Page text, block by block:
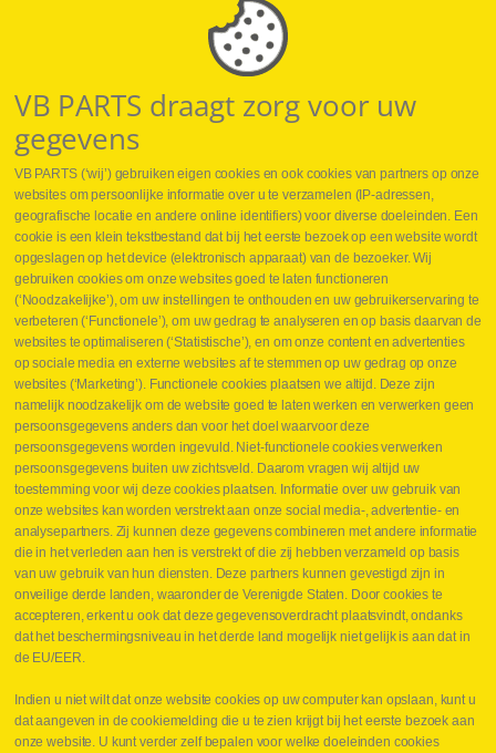
Volg ons op Social Media
Webshop
Nieuws
Jobs
Contact
Leveringen
Drukcontrole set
Persmaten
Hoe opmeten?
Hydrogroepen
Hydraulische slangen
Contact VB Parts
Abraham Hansstraat 7 ,B-8800 Roeselare
Tel. +32 (0)51 24 06 05
E-mail info@vbparts.be
⏳ Laatste maand Webtec-promotie!
⏳ Laatste kans voor onze promo
VB PARTS draagt zorg voor uw
gegevens
VB PARTS (‘wij’) gebruiken eigen cookies en ook cookies van partners op onze
websites om persoonlijke informatie over u te verzamelen (IP-adressen,
geografische locatie en andere online identifiers) voor diverse doeleinden. Een
cookie is een klein tekstbestand dat bij het eerste bezoek op een website wordt
opgeslagen op het device (elektronisch apparaat) van de bezoeker. Wij
gebruiken cookies om onze websites goed te laten functioneren
(‘Noodzakelijke’), om uw instellingen te onthouden en uw gebruikerservaring te
verbeteren (‘Functionele’), om uw gedrag te analyseren en op basis daarvan de
websites te optimaliseren (‘Statistische’), en om onze content en advertenties
op sociale media en externe websites af te stemmen op uw gedrag op onze
websites (‘Marketing’). Functionele cookies plaatsen we altijd. Deze zijn
namelijk noodzakelijk om de website goed te laten werken en verwerken geen
persoonsgegevens anders dan voor het doel waarvoor deze
persoonsgegevens worden ingevuld. Niet-functionele cookies verwerken
persoonsgegevens buiten uw zichtsveld. Daarom vragen wij altijd uw
toestemming voor wij deze cookies plaatsen. Informatie over uw gebruik van
onze websites kan worden verstrekt aan onze social media-, advertentie- en
analysepartners. Zij kunnen deze gegevens combineren met andere informatie
die in het verleden aan hen is verstrekt of die zij hebben verzameld op basis
van uw gebruik van hun diensten. Deze partners kunnen gevestigd zijn in
onveilige derde landen, waaronder de Verenigde Staten. Door cookies te
accepteren, erkent u ook dat deze gegevensoverdracht plaatsvindt, ondanks
dat het beschermingsniveau in het derde land mogelijk niet gelijk is aan dat in
de EU/EER.
Indien u niet wilt dat onze website cookies op uw computer kan opslaan, kunt u
dat aangeven in de cookiemelding die u te zien krijgt bij het eerste bezoek aan
onze website. U kunt verder zelf bepalen voor welke doeleinden cookies